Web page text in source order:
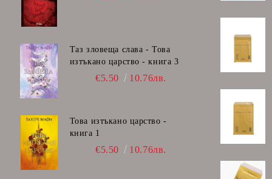
Таз зловеща слава - Това
изтъкано царство - книга 3
€5.50 10.76лв.
Това изтъкано царство -
книга 1
€5.50 10.76лв.